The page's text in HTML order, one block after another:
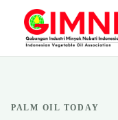
PALM OIL TODAY